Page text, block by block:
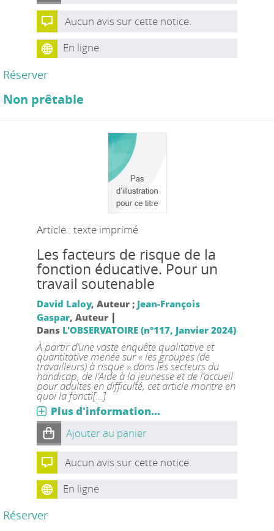
Aucun avis sur cette notice.
En ligne
Réserver
Non prêtable
Article : texte imprimé
Les facteurs de risque de la
fonction éducative. Pour un
travail soutenable
David Laloy, Auteur ; Jean-François
Gaspar, Auteur |
Dans L'OBSERVATOIRE (n°117, Janvier 2024)
À partir d’une vaste enquête qualitative et
quantitative menée sur « les groupes (de
travailleurs) à risque » dans les secteurs du
handicap, de l’Aide à la jeunesse et de l’accueil
pour adultes en difficulté, cet article montre en
quoi la foncti[...]
Plus d'information...
Ajouter au panier
Aucun avis sur cette notice.
En ligne
Réserver